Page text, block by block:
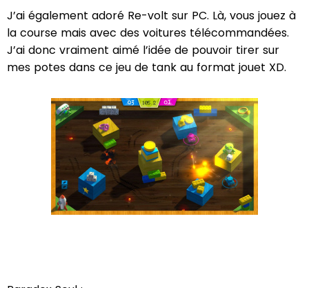
J’ai également adoré Re-volt sur PC. Là, vous jouez à
la course mais avec des voitures télécommandées.
J’ai donc vraiment aimé l’idée de pouvoir tirer sur
mes potes dans ce jeu de tank au format jouet XD.